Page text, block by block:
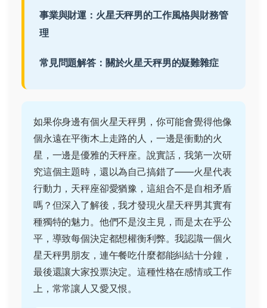
事業與財運：火星天秤男的工作風格與財務管
理
常見問題解答：關於火星天秤男的疑難雜症
如果你身邊有個火星天秤男，你可能會覺得他像
個永遠在平衡木上走路的人，一邊是衝動的火
星，一邊是優雅的天秤座。說實話，我第一次研
究這個主題時，還以為自己搞錯了——火星代表
行動力，天秤座卻愛猶豫，這組合不是自相矛盾
嗎？但深入了解後，我才發現火星天秤男其實有
種獨特的魅力。他們不是沒主見，而是太在乎公
平，導致每個決定都想權衡利弊。我認識一個火
星天秤男朋友，連午餐吃什麼都能糾結十分鐘，
最後還讓大家投票決定。這種性格在感情或工作
上，常常讓人又愛又恨。